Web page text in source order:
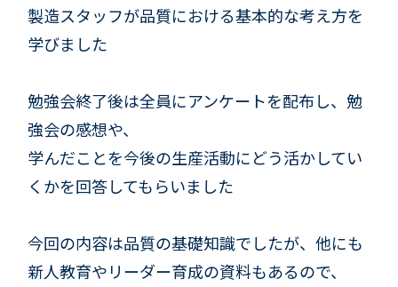
製造スタッフが品質における基本的な考え方を
学びました
勉強会終了後は全員にアンケートを配布し、勉
強会の感想や、
学んだことを今後の生産活動にどう活かしてい
くかを回答してもらいました
今回の内容は品質の基礎知識でしたが、他にも
新人教育やリーダー育成の資料もあるので、